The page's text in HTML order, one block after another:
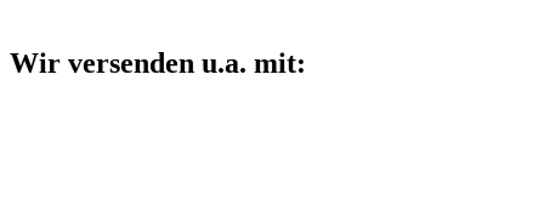
Wir versenden u.a. mit: